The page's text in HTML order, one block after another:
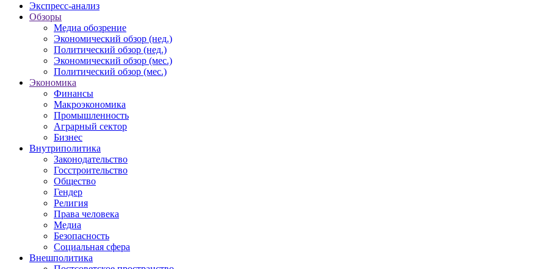
Экспресс-анализ
Обзоры
Медиа обозрение
Экономический обзор (нед.)
Политический обзор (нед.)
Экономический обзор (мес.)
Политический обзор (мес.)
Экономика
Финансы
Макроэкономика
Промышленность
Аграрный сектор
Бизнес
Внутриполитика
Законодательство
Госстроительство
Общество
Гендер
Религия
Права человека
Медиа
Безопасность
Социальная сфера
Внешполитика